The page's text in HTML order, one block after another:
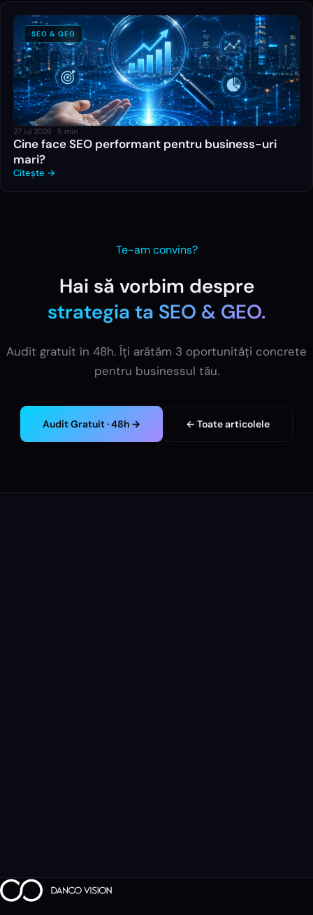
SEO & GEO
27 iul 2026 · 5 min
Cine face SEO performant pentru business-uri
mari?
Citește →
Te-am convins?
Hai să vorbim despre
strategia ta SEO & GEO.
Audit gratuit în 48h. Îți arătăm 3 oportunități concrete
pentru businessul tău.
Audit Gratuit · 48h → ← Toate articolele